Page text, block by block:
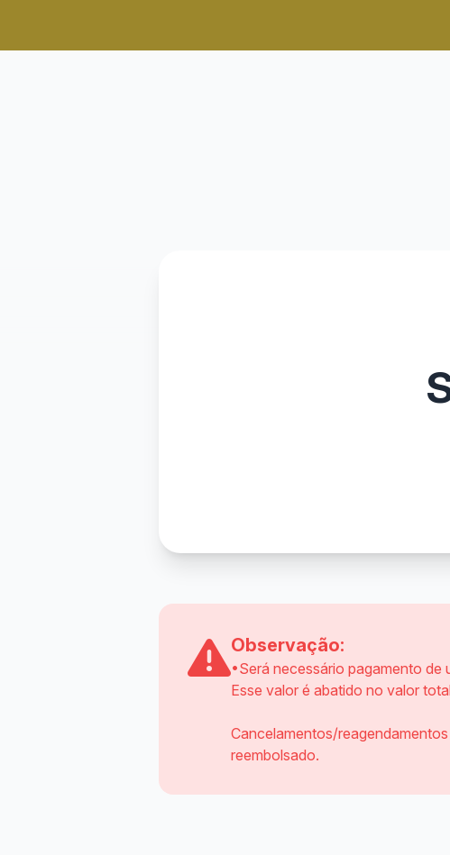
Observação:
•Será necessário pagamento de
Esse valor é abatido no valor
Cancelamentos/
reembolsado.